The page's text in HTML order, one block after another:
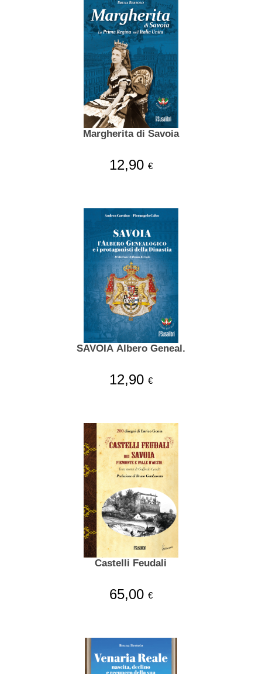
Margherita di Savoia
12,90 €
SAVOIA Albero Geneal.
12,90 €
Castelli Feudali
65,00 €